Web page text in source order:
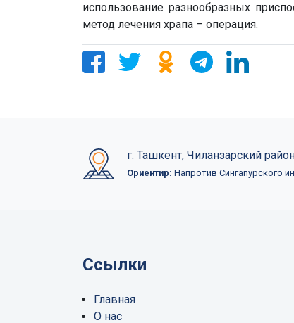
использование разнообразных
метод лечения храпа – операция.
г. Ташкент, Чиланзарский
Ориентир: Напротив Сингапурского
Ссылки
Главная
О нас